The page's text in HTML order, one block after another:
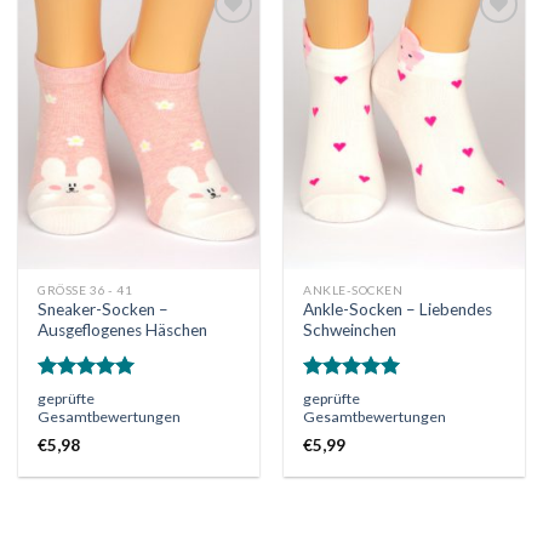
Wunschliste
GRÖSSE 36 - 41
Sneaker-Socken –
Ausgeflogenes Häschen
Bewertet
mit5.00
geprüfte
Gesamtbewertungen
€5,98
die
ANKLE-SOCKEN
Ankle-Socken – Liebendes
Schweinchen
Bewertet
mit5.00
geprüfte
Gesamtbewertungen
€5,99